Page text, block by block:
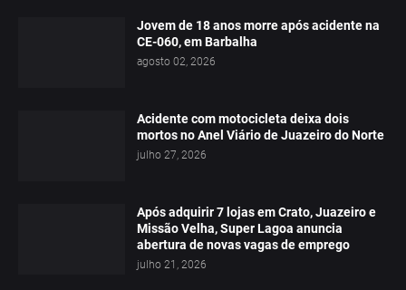
Jovem de 18 anos morre após acidente na
CE-060, em Barbalha
agosto 02, 2026
Acidente com motocicleta deixa dois
mortos no Anel Viário de Juazeiro do Norte
julho 27, 2026
Após adquirir 7 lojas em Crato, Juazeiro e
Missão Velha, Super Lagoa anuncia
abertura de novas vagas de emprego
julho 21, 2026